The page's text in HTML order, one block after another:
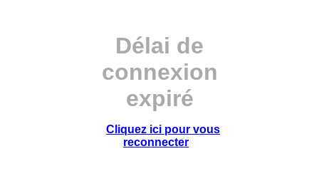
Délai de
connexion
expiré
Cliquez ici pour vous
reconnecter